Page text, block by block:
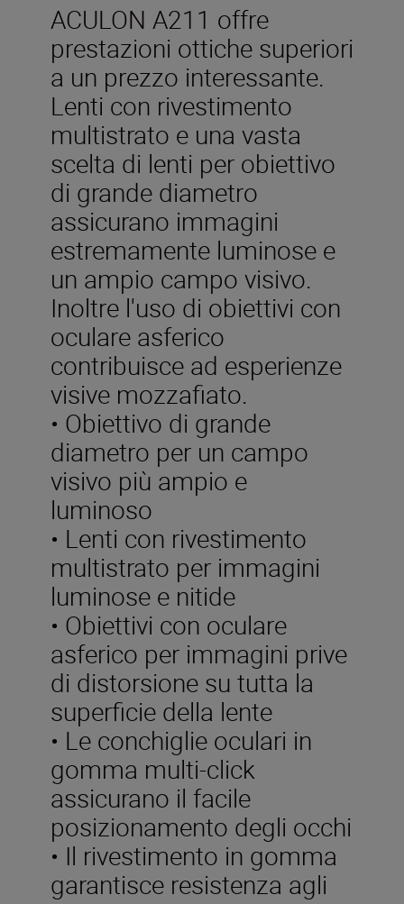
ACULON A211 offre
prestazioni ottiche superiori
a un prezzo interessante.
Lenti con rivestimento
multistrato e una vasta
scelta di lenti per obiettivo
di grande diametro
assicurano immagini
estremamente luminose e
un ampio campo visivo.
Inoltre l'uso di obiettivi con
oculare asferico
contribuisce ad esperienze
visive mozzafiato.
• Obiettivo di grande
diametro per un campo
visivo più ampio e
luminoso
• Lenti con rivestimento
multistrato per immagini
luminose e nitide
• Obiettivi con oculare
asferico per immagini prive
di distorsione su tutta la
superficie della lente
• Le conchiglie oculari in
gomma multi-click
assicurano il facile
posizionamento degli occhi
• Il rivestimento in gomma
garantisce resistenza agli